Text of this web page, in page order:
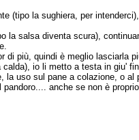
(tipo la sughiera, per
salsa diventa scura),
di più, quindi è meglio lasciarla
io li metto a testa in giu'
uso sul pane a colazione, o al
anche se non è